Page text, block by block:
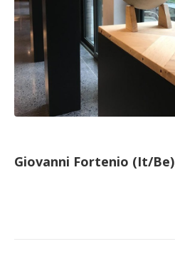
Giovanni Fortenio (It/Be)